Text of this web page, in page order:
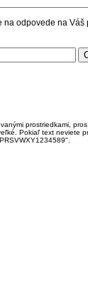
odpovede na Váš
prostriedkami,
Pokiaľ text neviete